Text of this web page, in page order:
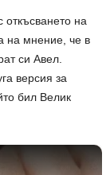
откъсването на
на мнение, че в
си Авел.
версия за
бил Велик